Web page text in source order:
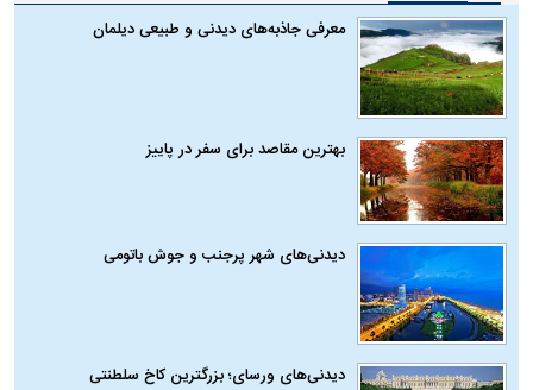
معرفی جاذبه‌های دیدنی و طبیعی دیلمان
بهترین مقاصد برای سفر در پاییز
دیدنی‌های شهر پرجنب و جوش باتومی
دیدنی‌های ورسای؛ بزرگترین کاخ سلطنتی